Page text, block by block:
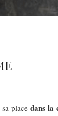
sa placedans la